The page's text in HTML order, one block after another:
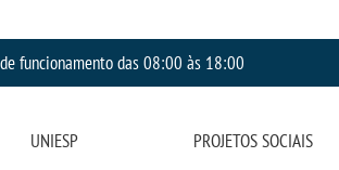
funcionamento das 08:00 às 18:00
UNIESP PROJETOS SOCIAIS